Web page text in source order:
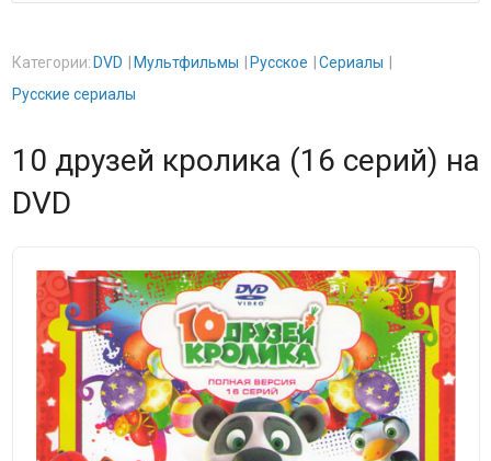
Категории: DVD Мультфильмы Русское
Сериалы
Русские сериалы
10 друзей кролика (16 серий) на
DVD